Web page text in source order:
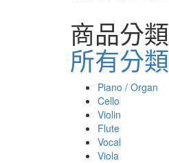
商品分類
所有分類
Piano / Organ
Cello
Violin
Flute
Vocal
Viola